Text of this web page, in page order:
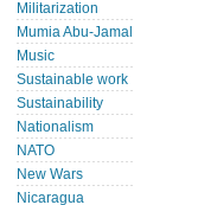
Militarization
Mumia Abu-Jamal
Music
Sustainable work
Sustainability
Nationalism
NATO
New Wars
Nicaragua